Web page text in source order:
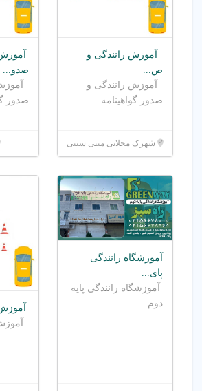
آموزش رانندگی و
ص...
آموزش رانندگی و
صدور گواهینامه
شهرک محلاتی مینی سیتی
صدو...
صدور
آموزشگاه رانندگی
پای...
آموزشگاه رانندگی پایه
دوم